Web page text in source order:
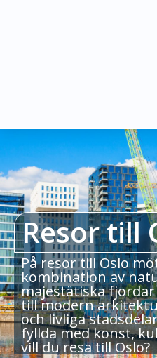
Resor till
På resor till Oslo
kombination av
majestätiska
till modern
och livliga
fyllda med konst,
vill du resa till Oslo?